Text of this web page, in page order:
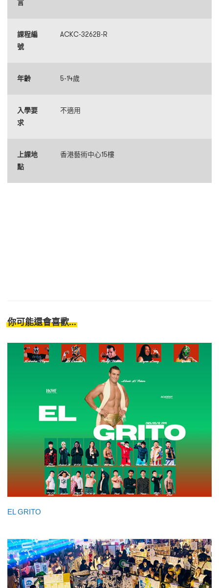
言
課程編
號
ACKC-3262B-R
年齡 5-14歲
入學要
求
不適用
上課地
點
香港藝術中心15樓
你可能還會喜歡...
EL GRITO